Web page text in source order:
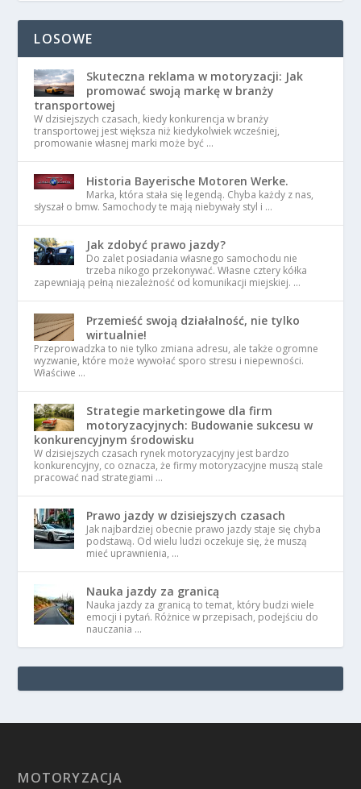
LOSOWE
Skuteczna reklama w motoryzacji: Jak
promować swoją markę w branży
transportowej
W dzisiejszych czasach, kiedy konkurencja w branży
transportowej jest większa niż kiedykolwiek wcześniej,
promowanie własnej marki może być …
Historia Bayerische Motoren Werke.
Marka, która stała się legendą. Chyba każdy z nas,
słyszał o bmw. Samochody te mają niebywały styl i …
Jak zdobyć prawo jazdy?
Do zalet posiadania własnego samochodu nie
trzeba nikogo przekonywać. Własne cztery kółka
zapewniają pełną niezależność od komunikacji miejskiej. …
Przemieść swoją działalność, nie tylko
wirtualnie!
Przeprowadzka to nie tylko zmiana adresu, ale także ogromne
wyzwanie, które może wywołać sporo stresu i niepewności.
Właściwe …
Strategie marketingowe dla firm
motoryzacyjnych: Budowanie sukcesu w
konkurencyjnym środowisku
W dzisiejszych czasach rynek motoryzacyjny jest bardzo
konkurencyjny, co oznacza, że firmy motoryzacyjne muszą stale
pracować nad strategiami …
Prawo jazdy w dzisiejszych czasach
Jak najbardziej obecnie prawo jazdy staje się chyba
podstawą. Od wielu ludzi oczekuje się, że muszą
mieć uprawnienia, …
Nauka jazdy za granicą
Nauka jazdy za granicą to temat, który budzi wiele
emocji i pytań. Różnice w przepisach, podejściu do
nauczania …
MOTORYZACJA